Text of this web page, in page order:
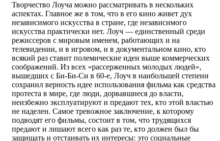
Творчество Лоуча можно рассматривать в нескольких
аспектах. Главное же в том, что в его кино живет дух
независимого искусства в стране, где независимого
искусства практически нет. Лоуч — единственный среди
режиссеров с мировым именем, работающих и на
телевидении, и в игровом, и в документальном кино, кто
всякий раз ставит полемические идеи выше коммерческих
соображений. Из всех «рассерженных молодых людей»,
вышедших с Би-Би-Си в 60-е, Лоуч в наибольшей степени
сохранил верность идее использования фильма как средства
протеста в мире, где люди, дорвавшиеся до власти,
неизбежно эксплуатируют и предают тех, кто этой властью
не наделен. Самое тревожное заключение, к которому
подводят его фильмы, состоит в том, что трудящихся
предают и лишают всего как раз те, кто должен был бы
защищать и отстаивать их интересы: это социальные